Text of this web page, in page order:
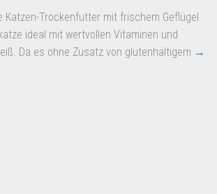
Katzen-Trockenfutter mit frischem Geflügel
ideal mit wertvollen Vitaminen und
Da es ohne Zusatz von glutenhaltigem →